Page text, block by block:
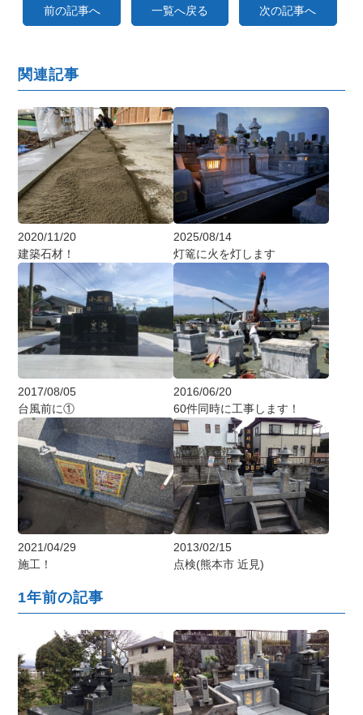
前の記事へ 一覧へ戻る 次の記事へ
関連記事
2020/11/20
建築石材！
2025/08/14
灯篭に火を灯します
2017/08/05
台風前に①
2016/06/20
60件同時に工事します！
2021/04/29
施工！
2013/02/15
点検(熊本市 近見)
1年前の記事